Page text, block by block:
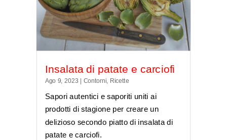
Insalata di patate e carciofi
Ago 9, 2023 Contorni, Ricette
Sapori autentici e saporiti uniti ai
prodotti di stagione per creare un
delizioso secondo piatto di insalata di
patate e carciofi.